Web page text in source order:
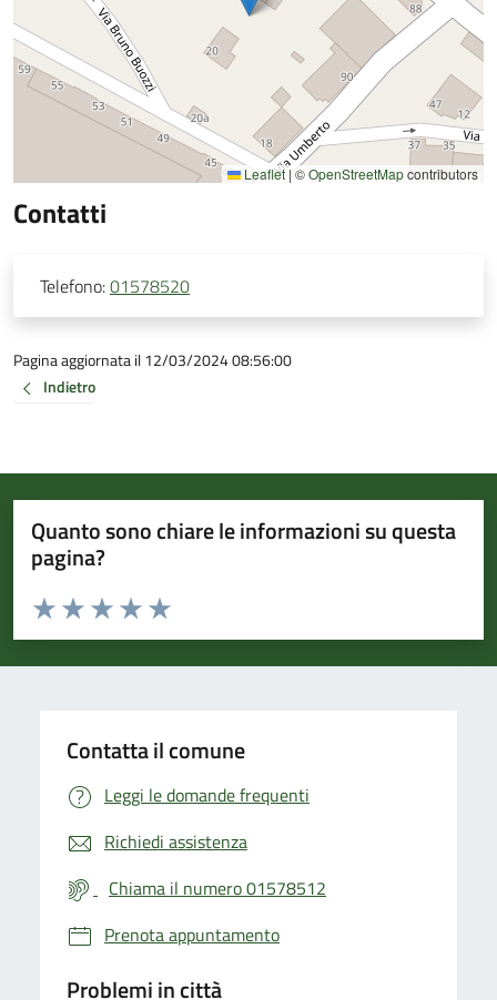
Leaflet | ©OpenStreetMapcontributors
Contatti
Telefono:01578520
Pagina aggiornata il 12/03/2024 08:56:00
Indietro
Quanto sono chiare le informazioni su questa
pagina?
Valuta da 1 a 5 stelle la pagina
Valuta 5 stelle su 5
Valuta 4 stelle su 5
Valuta 3 stelle su 5
Valuta 2 stelle su 5
Valuta 1 stelle su 5
Contatta il comune
Leggi le domande frequenti
Richiedi assistenza
Chiama il numero 01578512
Prenota appuntamento
Problemi in città